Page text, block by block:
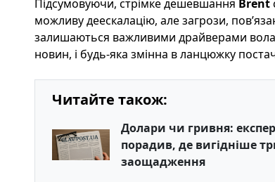
Підсумовуючи, стрімке дешевшання Brent
можливу деескалацію, але загрози,
залишаються важливими драйверами
новин, і будь-яка змінна в ланцюжку
Читайте також:
Долари чи гривня:
порадив, де вигідніше
заощадження